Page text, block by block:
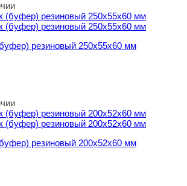
резиновый 250х55х60 мм
резиновый 250х55х60 мм
резиновый 200х52х60 мм
резиновый 200х52х60 мм